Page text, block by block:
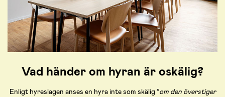
Vad händer om hyran är oskälig?
Enligt hyreslagen anses en hyra inte som skälig ”om den överstiger